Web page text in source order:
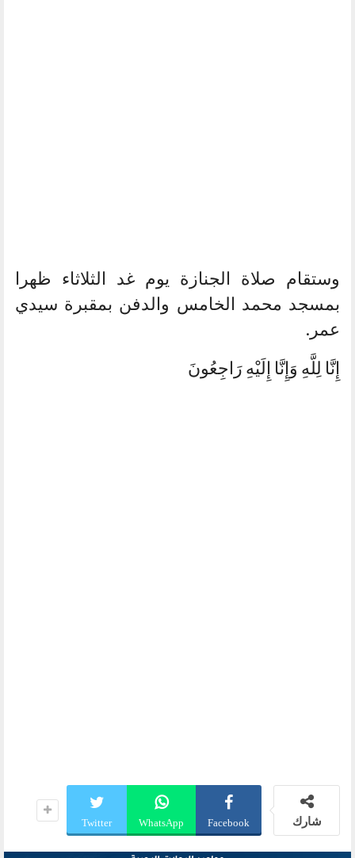
وستقام صلاة الجنازة يوم غد الثلاثاء ظهرا
بمسجد محمد الخامس والدفن بمقبرة سيدي
عمر.
إِنَّا لِلَّهِ وَإِنَّا إِلَيْهِ رَاجِعُونَ
شارك Facebook
WhatsApp
Twitter